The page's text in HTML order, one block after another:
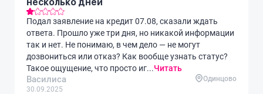
Подал заявление на кредит 07.08, сказали ждать
ответа. Прошло уже три дня, но никакой информации
так и нет. Не понимаю, в чем дело — не могут
дозвониться или отказ? Как вообще узнать статус?
Такое ощущение, что просто иг...Читать
Василиса
30.09.2025
Одинцово